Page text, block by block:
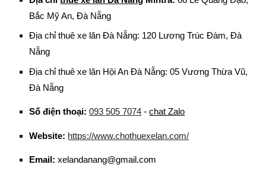
Bắc Mỹ An, Đà Nẵng
Địa chỉ thuê xe lăn Đà Nẵng: 120 Lương Trúc Đàm, Đà
Nẵng
Địa chỉ thuê xe lăn Hội An Đà Nẵng: 05 Vương Thừa Vũ,
Đà Nẵng
Số điện thoại: 093 505 7074 -chat Zalo
Website: https://www.chothuexelan.com/
Email: xelandanang@gmail.com